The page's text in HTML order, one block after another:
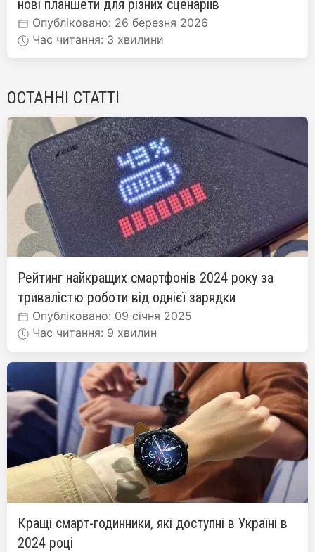
нові планшети для різних сценаріїв
Опубліковано: 26 березня 2026
Час читання: 3 хвилини
ОСТАННІ СТАТТІ
Рейтинг найкращих смартфонів 2024 року за
тривалістю роботи від однієї зарядки
Опубліковано: 09 січня 2025
Час читання: 9 хвилин
Кращі смарт-годинники, які доступні в Україні в
2024 році